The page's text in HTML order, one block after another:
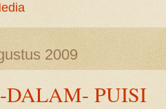
2009
DALAM- PUISI